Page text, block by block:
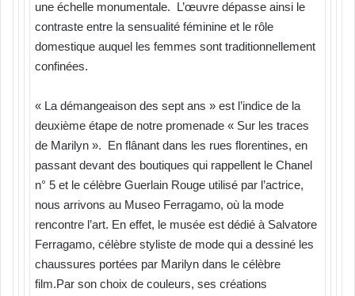
une échelle monumentale. L’œuvre dépasse ainsi le
contraste entre la sensualité féminine et le rôle
domestique auquel les femmes sont traditionnellement
confinées.
« La démangeaison des sept ans » est l’indice de la
deuxième étape de notre promenade « Sur les traces
de Marilyn ». En flânant dans les rues florentines, en
passant devant des boutiques qui rappellent le Chanel
n° 5 et le célèbre Guerlain Rouge utilisé par l’actrice,
nous arrivons au Museo Ferragamo, où la mode
rencontre l’art. En effet, le musée est dédié à Salvatore
Ferragamo, célèbre styliste de mode qui a dessiné les
chaussures portées par Marilyn dans le célèbre
film.Par son choix de couleurs, ses créations